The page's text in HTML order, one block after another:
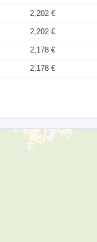
2,202 €
2,202 €
2,178 €
2,178 €